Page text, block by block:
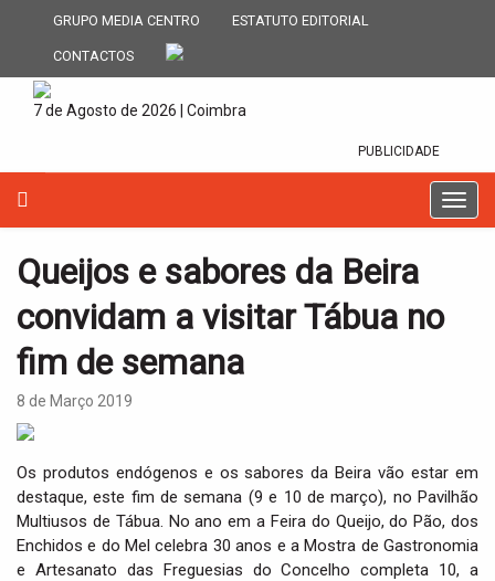
GRUPO MEDIA CENTRO ESTATUTO EDITORIAL
CONTACTOS
7 de Agosto de 2026 | Coimbra
PUBLICIDADE
T
o
t
i
o
n
Queijos e sabores da Beira
convidam a visitar Tábua no
fim de semana
8 de Março 2019
Os produtos endógenos e os sabores da Beira vão estar em
destaque, este fim de semana (9 e 10 de março), no Pavilhão
Multiusos de Tábua. No ano em a Feira do Queijo, do Pão, dos
Enchidos e do Mel celebra 30 anos e a Mostra de Gastronomia
e Artesanato das Freguesias do Concelho completa 10, a